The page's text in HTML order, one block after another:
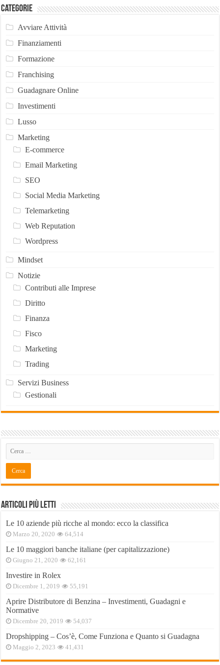
Categorie
Avviare Attività
Finanziamenti
Formazione
Franchising
Guadagnare Online
Investimenti
Lusso
Marketing
E-commerce
Email Marketing
SEO
Social Media Marketing
Telemarketing
Web Reputation
Wordpress
Mindset
Notizie
Contributi alle Imprese
Diritto
Finanza
Fisco
Marketing
Trading
Servizi Business
Gestionali
Articoli Più Letti
Le 10 aziende più ricche al mondo: ecco la classifica
Marzo 20, 2020 64,514
Le 10 maggiori banche italiane (per capitalizzazione)
Giugno 21, 2020 62,161
Investire in Rolex
Dicembre 1, 2019 55,191
Aprire Distributore di Benzina – Investimenti, Guadagni e
Normative
Dicembre 20, 2019 54,037
Dropshipping – Cos’è, Come Funziona e Quanto si Guadagna
Maggio 2, 2023 41,431